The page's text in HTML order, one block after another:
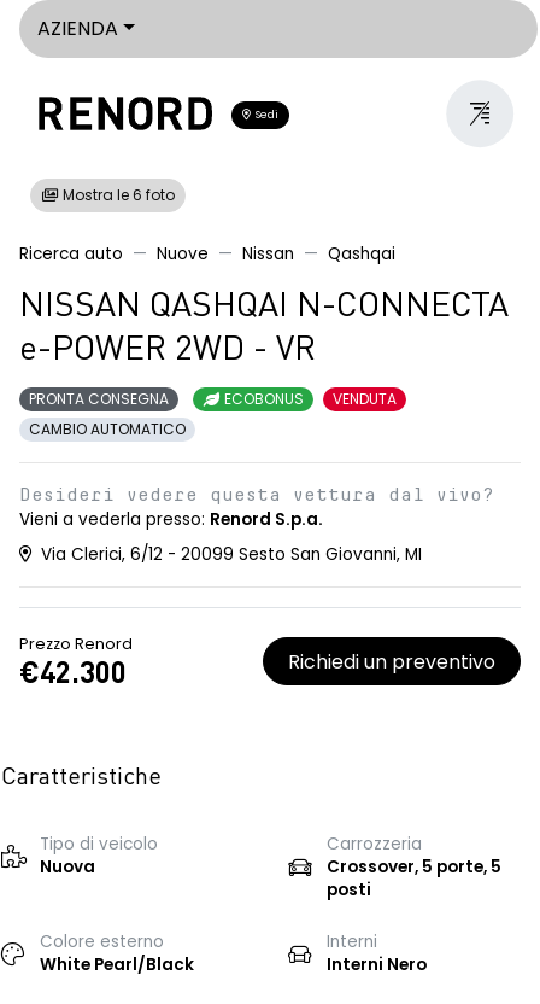
AZIENDA
Sedi
Mostra le 6 foto
Ricerca auto Nuove Nissan Qashqai
NISSAN QASHQAI N-CONNECTA
e-POWER 2WD - VR
PRONTA CONSEGNA ECOBONUS
VENDUTA
CAMBIO AUTOMATICO
Desideri vedere questa vettura dal vivo?
Vieni a vederla presso: Renord S.p.a.
Via Clerici, 6/12 - 20099 Sesto San Giovanni, MI
Prezzo Renord
€42.300 Richiedi un preventivo
Caratteristiche
Tipo di veicolo
Nuova
Carrozzeria
Crossover, 5 porte, 5
posti
Colore esterno
White Pearl/Black
Interni
Interni Nero